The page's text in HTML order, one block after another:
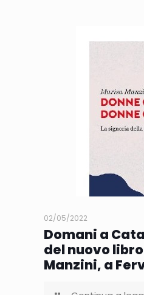
02/05/2022
Domani a
del nuovo
Manzini, a